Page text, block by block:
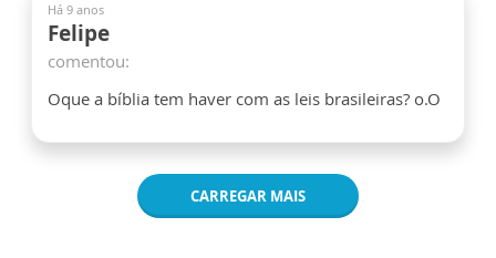
Há 9 anos
Felipe
comentou:
Oque a bíblia tem haver com as leis brasileiras? o.O
CARREGAR MAIS